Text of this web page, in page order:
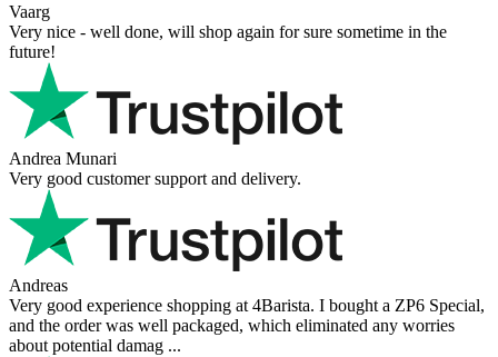
Vaarg
Very nice - well done, will shop again for sure sometime in the
future!
Andrea Munari
Very good customer support and delivery.
Andreas
Very good experience shopping at 4Barista. I bought a ZP6 Special,
and the order was well packaged, which eliminated any worries
about potential damag ...